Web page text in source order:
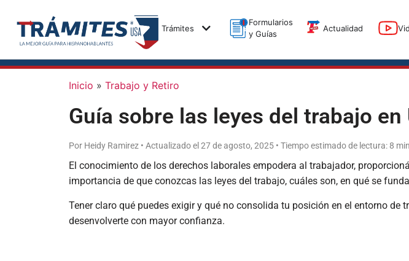
Trámites
Formularios
y Guías
T
T Actualidad
Inicio » Trabajo y Retiro
Guía sobre las leyes del trabajo en
Por Heidy Ramirez • Actualizado el 27 de agosto, 2025 • Tiempo estimado de lectura: 8
El conocimiento de los derechos laborales empodera al trabajador,
importancia de que conozcas las leyes del trabajo, cuáles son, en qué se
Tener claro qué puedes exigir y qué no consolida tu posición en el entorno
desenvolverte con mayor confianza.